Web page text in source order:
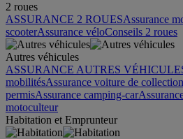
2 roues
ASSURANCE 2 ROUESAssurance
scooterAssurance véloConseils 2 roues
Autres véhicules
ASSURANCE AUTRES
mobilitésAssurance voiture de collection
permisAssurance camping-car
motoculteur
Habitation et Emprunteur